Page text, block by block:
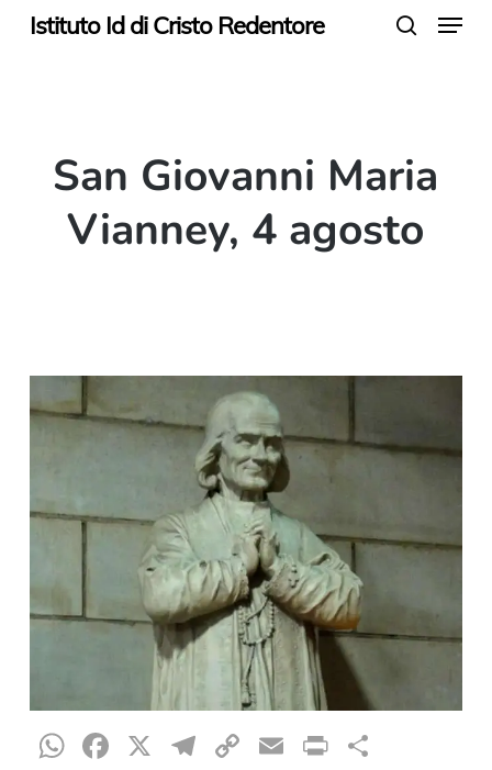
SkipIstituto Id di Cristo Redentore Menu
San Giovanni Maria
Vianney, 4 agosto
WhatsApp
Facebook
X Telegram
CopyEmailPrint